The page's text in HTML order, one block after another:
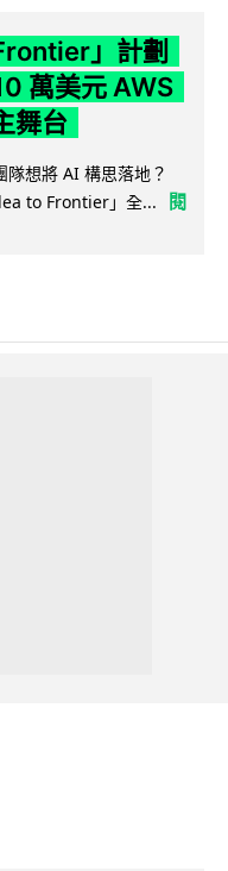
」計劃
萬美元 AWS
舞台
隊想將 AI 構思落地？
to Frontier」全...
閱